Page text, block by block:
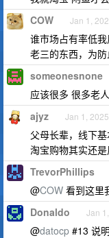
COW Jan 1,
谁市场占有率低
老三的东西，为防
someonesnone
应该很多 很多老
ajyz Jan 1, 2025
父母长辈，线下
淘宝购物其实还
TrevorPhillips
@COW 看到这里
Donaldo Jan
@datocp #13 说